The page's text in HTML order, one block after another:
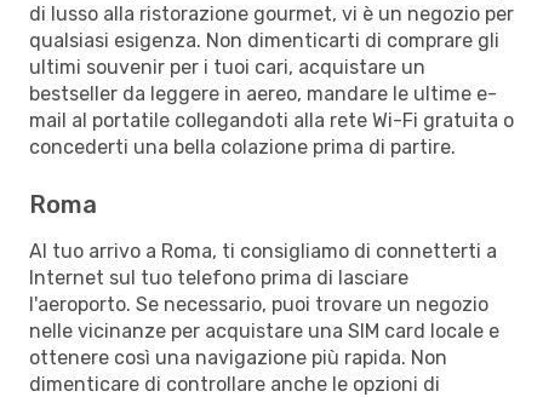
di lusso alla ristorazione gourmet, vi è un negozio per
qualsiasi esigenza. Non dimenticarti di comprare gli
ultimi souvenir per i tuoi cari, acquistare un
bestseller da leggere in aereo, mandare le ultime e-
mail al portatile collegandoti alla rete Wi-Fi gratuita o
concederti una bella colazione prima di partire.
Roma
Al tuo arrivo a Roma, ti consigliamo di connetterti a
Internet sul tuo telefono prima di lasciare
l'aeroporto. Se necessario, puoi trovare un negozio
nelle vicinanze per acquistare una SIM card locale e
ottenere così una navigazione più rapida. Non
dimenticare di controllare anche le opzioni di